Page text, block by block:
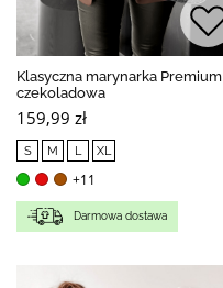
Klasyczna marynarka Premium
czekoladowa
159,99 zł
S M L XL
+11
Darmowa dostawa